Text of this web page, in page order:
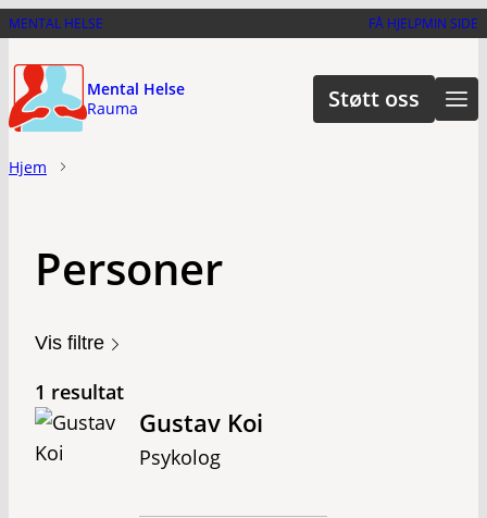
Hopp
hovedinnhold
MENTAL HELSE FÅ HJELPMIN SIDE
Mental Helse
Rauma
Støtt oss
Hjem
Personer
Vis filtre
1 resultat
Gustav Koi
Psykolog